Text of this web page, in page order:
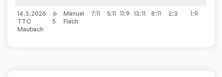
14.3.2026
TTC
Maubach
6-
5
Manuel
Flach
7:11 5:11 11:9 13:11 8:11 2:3 1:9